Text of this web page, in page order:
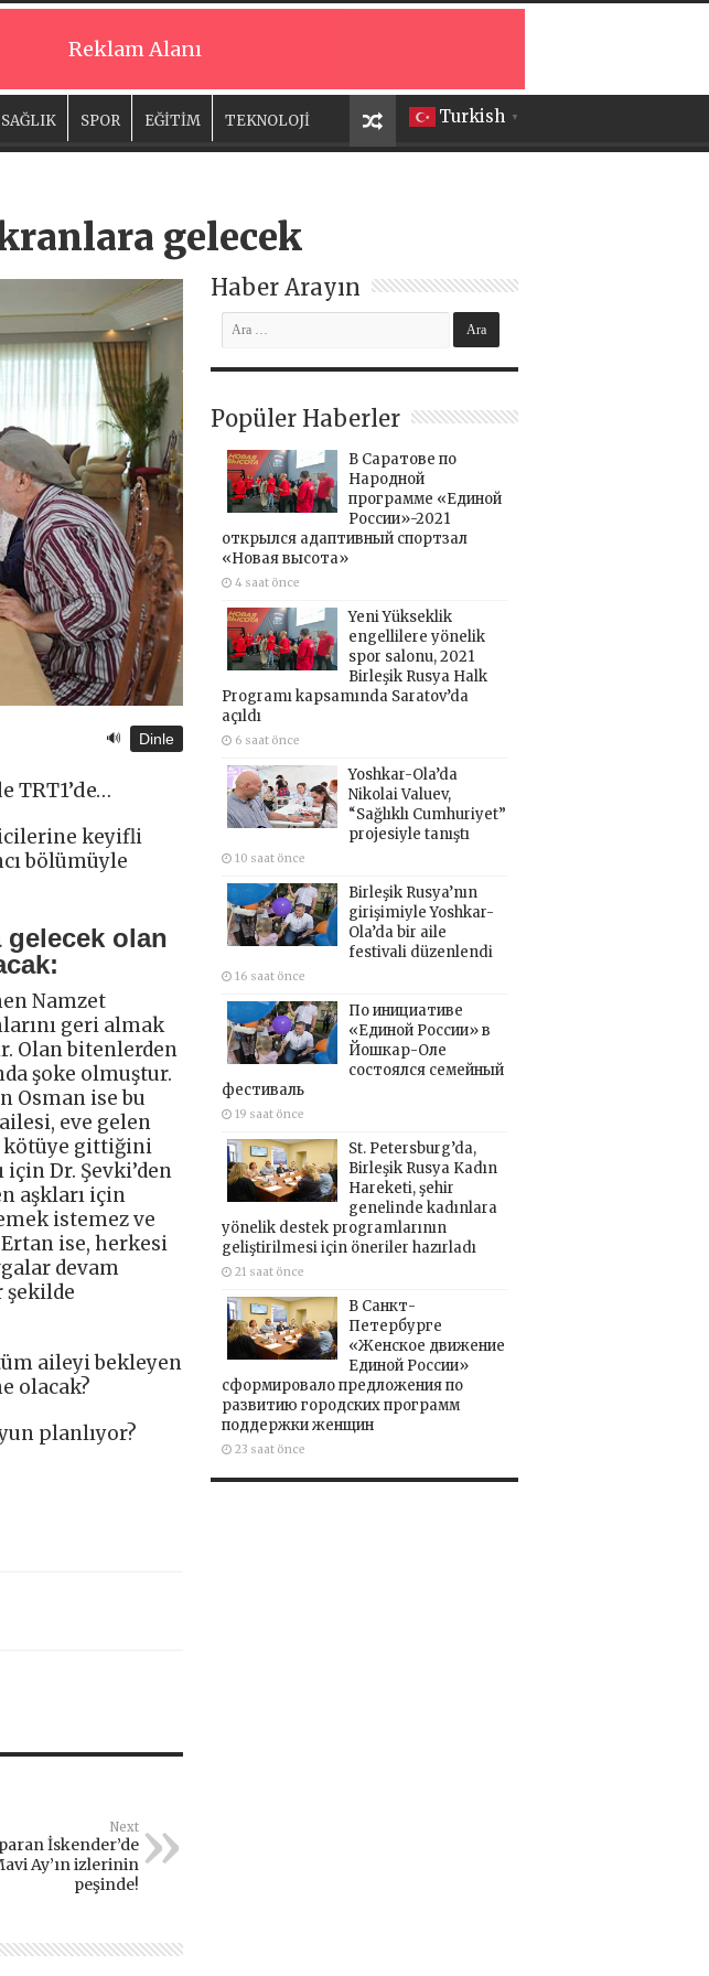
Reklam Alanı
Turkish ▼
SAĞLIK SPOR EĞİTİM TEKNOLOJİ
gelecek
🔊 Dinle
TRT1’de…
keyifli
bölümüyle
gelecek olan
Namzet
geri almak
Olan bitenlerden
şoke olmuştur.
Osman ise bu
eve gelen
kötüye gittiğini
Dr. Şevki’den
aşkları için
istemez ve
ise, herkesi
devam
şekilde
aileyi bekleyen
olacak?
planlıyor?
Next
İskender’de
Ay’ın izlerinin
peşinde!
Haber Arayın
Popüler Haberler
В Саратове по
Народной
программе «Единой
России»-2021
открылся адаптивный спортзал
«Новая высота»
4 saat önce
Yeni Yükseklik
engellilere yönelik
spor salonu, 2021
Birleşik Rusya Halk
Programı kapsamında Saratov’da
açıldı
6 saat önce
Yoshkar-Ola’da
Nikolai Valuev,
“Sağlıklı Cumhuriyet”
projesiyle tanıştı
10 saat önce
Birleşik Rusya’nın
girişimiyle Yoshkar-
Ola’da bir aile
festivali düzenlendi
16 saat önce
По инициативе
«Единой России» в
Йошкар-Оле
состоялся семейный
фестиваль
19 saat önce
St. Petersburg’da,
Birleşik Rusya Kadın
Hareketi, şehir
genelinde kadınlara
yönelik destek programlarının
geliştirilmesi için öneriler hazırladı
21 saat önce
В Санкт-
Петербурге
«Женское движение
Единой России»
сформировало предложения по
развитию городских программ
поддержки женщин
23 saat önce